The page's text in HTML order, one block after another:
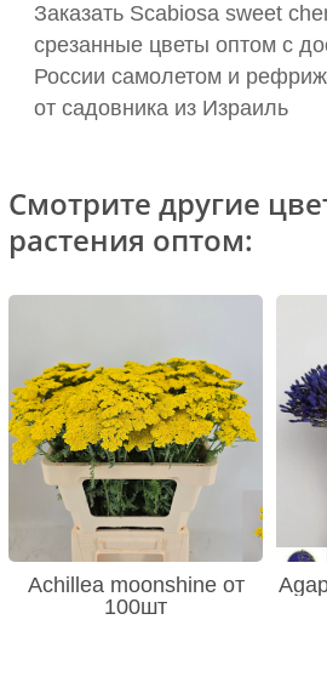
Заказать Scabiosa sweet
срезанные цветы оптом с
России самолетом и
от садовника из Израиль
Смотрите другие
растения оптом:
Achillea moonshine от
100шт